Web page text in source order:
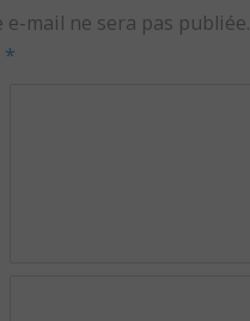
e-mail ne sera pas publiée.
*